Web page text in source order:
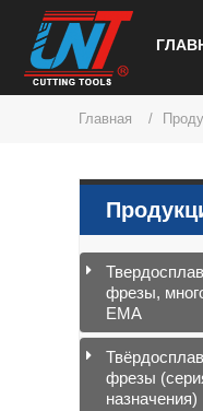
Главная
фрезы,
EMA
фрезы
назначения)